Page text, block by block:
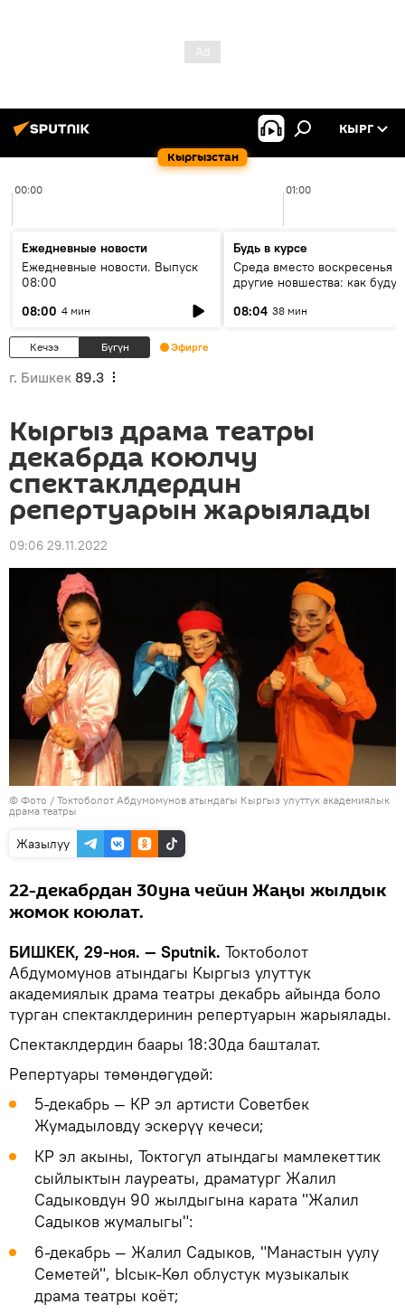
Кыргызстан
КЫРГ
00:00 01:00
Ежедневные новости
Ежедневные новости. Выпуск
08:00
08:00 4 мин
Будь в курсе
Среда вместо воскресенья и
другие новшества: как будут
08:04 38 мин
Кечээ Бүгүн Эфирге
г. Бишкек 89.3
Кыргыз драма театры
декабрда коюлчу
спектаклдердин
репертуарын жарыялады
09:06 29.11.2022
© Фото / Токтоболот Абдумомунов атындагы Кыргыз улуттук академиялык
драма театры
Жазылуу
22-декабрдан 30уна чейин Жаңы жылдык
жомок коюлат.
БИШКЕК, 29-ноя. — Sputnik. Токтоболот
Абдумомунов атындагы Кыргыз улуттук
академиялык драма театры декабрь айында боло
турган спектаклдеринин репертуарын жарыялады.
Спектаклдердин баары 18:30да башталат.
Репертуары төмөндөгүдөй:
5-декабрь — КР эл артисти Советбек
Жумадыловду эскерүү кечеси;
КР эл акыны, Токтогул атындагы мамлекеттик
сыйлыктын лауреаты, драматург Жалил
Садыковдун 90 жылдыгына карата "Жалил
Садыков жумалыгы":
6-декабрь — Жалил Садыков, "Манастын уулу
Семетей", Ысык-Көл облустук музыкалык
драма театры коёт;